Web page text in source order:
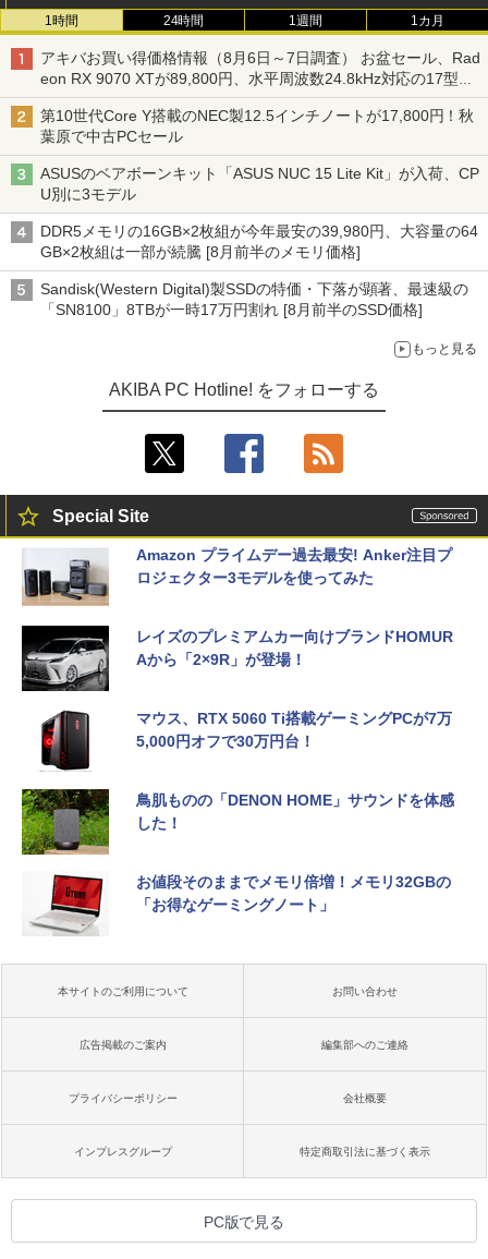
1時間 24時間 1週間 1カ月
アキバお買い得価格情報（8月6日～7日調査） お盆セール、Rad
eon RX 9070 XTが89,800円、水平周波数24.8kHz対応の17型モ
ニターが9,801円、暑さ指数連動セール ほか
第10世代Core Y搭載のNEC製12.5インチノートが17,800円！秋
葉原で中古PCセール
ASUSのベアボーンキット「ASUS NUC 15 Lite Kit」が入荷、CP
U別に3モデル
DDR5メモリの16GB×2枚組が今年最安の39,980円、大容量の64
GB×2枚組は一部が続騰 [8月前半のメモリ価格]
Sandisk(Western Digital)製SSDの特価・下落が顕著、最速級の
「SN8100」8TBが一時17万円割れ [8月前半のSSD価格]
もっと見る
AKIBA PC Hotline! をフォローする
Special Site
Amazon プライムデー過去最安! Anker注目プ
ロジェクター3モデルを使ってみた
レイズのプレミアムカー向けブランドHOMUR
Aから「2×9R」が登場！
マウス、RTX 5060 Ti搭載ゲーミングPCが7万
5,000円オフで30万円台！
鳥肌ものの「DENON HOME」サウンドを体感
した！
お値段そのままでメモリ倍増！メモリ32GBの
「お得なゲーミングノート」
本サイトのご利用について お問い合わせ
広告掲載のご案内 編集部へのご連絡
プライバシーポリシー 会社概要
インプレスグループ 特定商取引法に基づく表示
PC版で見る